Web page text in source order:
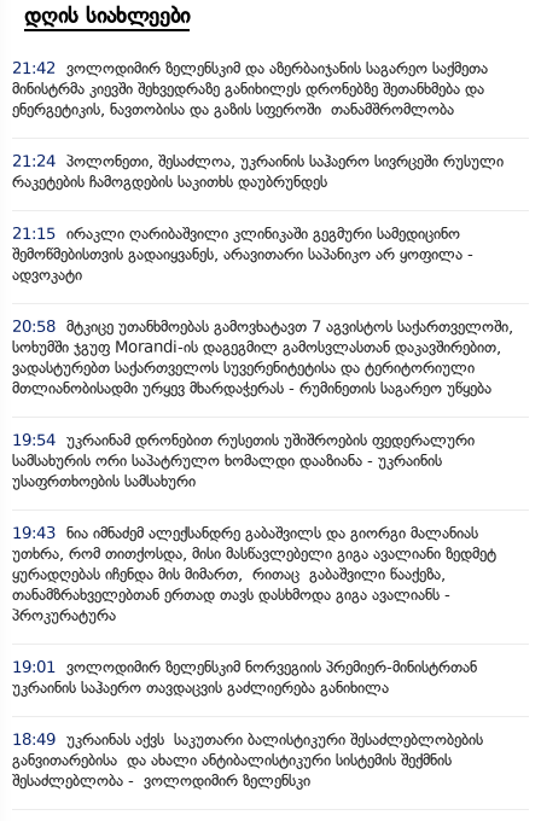
დღის სიახლეები
21:42
ვოლოდიმირ ზელენსკიმ და აზერბაიჯანის საგარეო საქმეთა
მინისტრმა კიევში შეხვედრაზე განიხილეს დრონებზე შეთანხმება და
ენერგეტიკის, ნავთობისა და გაზის სფეროში თანამშრომლობა
21:24 პოლონეთი, შესაძლოა, უკრაინის საჰაერო სივრცეში რუსული
რაკეტების ჩამოგდების საკითხს დაუბრუნდეს
21:15 ირაკლი ღარიბაშვილი კლინიკაში გეგმური სამედიცინო
შემოწმებისთვის გადაიყვანეს, არავითარი საპანიკო არ ყოფილა -
ადვოკატი
20:58 მტკიცე უთანხმოებას გამოვხატავთ 7 აგვისტოს საქართველოში,
სოხუმში ჯგუფ Morandi-ის დაგეგმილ გამოსვლასთან დაკავშირებით,
ვადასტურებთ საქართველოს სუვერენიტეტისა და ტერიტორიული
მთლიანობისადმი ურყევ მხარდაჭერას - რუმინეთის საგარეო უწყება
19:54 უკრაინამ დრონებით რუსეთის უშიშროების ფედერალური
სამსახურის ორი საპატრულო ხომალდი დააზიანა - უკრაინის
უსაფრთხოების სამსახური
19:43 ნია იმნაძემ ალექსანდრე გაბაშვილს და გიორგი მალანიას
უთხრა, რომ თითქოსდა, მისი მასწავლებელი გიგა ავალიანი ზედმეტ
ყურადღებას იჩენდა მის მიმართ, რითაც გაბაშვილი წააქეზა,
თანამზრახველებთან ერთად თავს დასხმოდა გიგა ავალიანს -
პროკურატურა
19:01
ვოლოდიმირ ზელენსკიმ ნორვეგიის პრემიერ-მინისტრთან
უკრაინის საჰაერო თავდაცვის გაძლიერება განიხილა
18:49 უკრაინას აქვს საკუთარი ბალისტიკური შესაძლებლობების
განვითარებისა და ახალი ანტიბალისტიკური სისტემის შექმნის
შესაძლებლობა - ვოლოდიმირ ზელენსკი